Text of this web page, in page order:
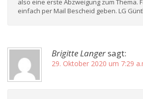
also eine erste Abzweigung zum Thema.
einfach per Mail Bescheid geben. LG
Brigitte Langersagt:
29. Oktober 2020 um 7:29